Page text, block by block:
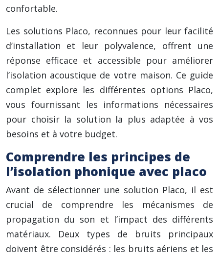
confortable.
Les solutions Placo, reconnues pour leur facilité
d’installation et leur polyvalence, offrent une
réponse efficace et accessible pour améliorer
l’isolation acoustique de votre maison. Ce guide
complet explore les différentes options Placo,
vous fournissant les informations nécessaires
pour choisir la solution la plus adaptée à vos
besoins et à votre budget.
Comprendre les principes de
l’isolation phonique avec placo
Avant de sélectionner une solution Placo, il est
crucial de comprendre les mécanismes de
propagation du son et l’impact des différents
matériaux. Deux types de bruits principaux
doivent être considérés : les bruits aériens et les